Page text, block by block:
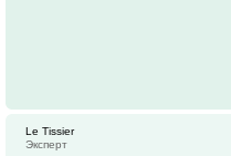
Le Tissier
Эксперт